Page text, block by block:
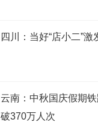
四川：当好“店小二”
云南：中秋国庆假期
破370万人次